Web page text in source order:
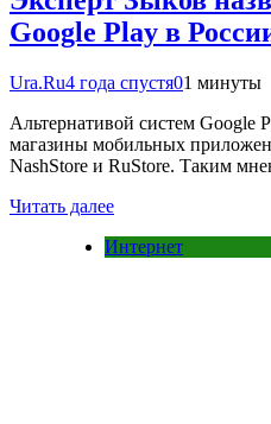
Google Play в
Ura.Ru4 года спустя01 минуты
Альтернативой систем Google
магазины мобильных
NashStore и RuStore. Таким
Читать далее
Интернет